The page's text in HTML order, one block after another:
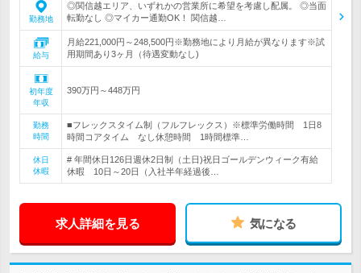
勤務地
◎関信越エリア、いずれかの営業所に希望を考慮し配属。 ◎当面
転勤なし ◎マイカー通勤OK！ 関信越…
給与
月給221,000円～248,500円※勤務地により月給が異なります※試
用期間あり3ヶ月（待遇変動なし)
初年度
年収
390万円～448万円
勤務
時間
■フレックスタイム制（フルフレックス）※標準労働時間 1日8
時間コアタイム なし休憩時間 1時間標準…
休日
休暇
# 年間休日126日週休2日制（土日)祝日ゴールデンウィーク有給
休暇 10日～20日（入社半年経過後…
求人詳細を見る 気になる